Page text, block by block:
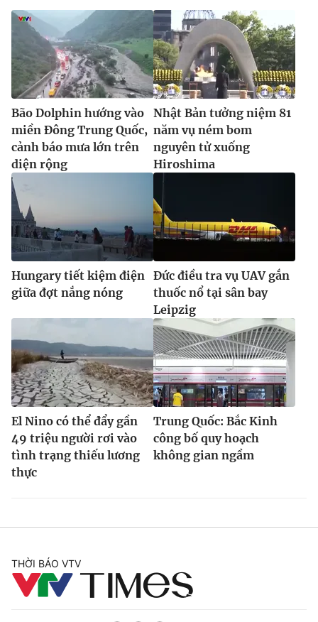
Bão Dolphin hướng vào
miền Đông Trung Quốc,
cảnh báo mưa lớn trên
diện rộng
Nhật Bản tưởng niệm 81
năm vụ ném bom
nguyên tử xuống
Hiroshima
Hungary tiết kiệm điện
giữa đợt nắng nóng
Đức điều tra vụ UAV gắn
thuốc nổ tại sân bay
Leipzig
El Nino có thể đẩy gần
49 triệu người rơi vào
tình trạng thiếu lương
thực
Trung Quốc: Bắc Kinh
công bố quy hoạch
không gian ngầm
THỜI BÁO VTV